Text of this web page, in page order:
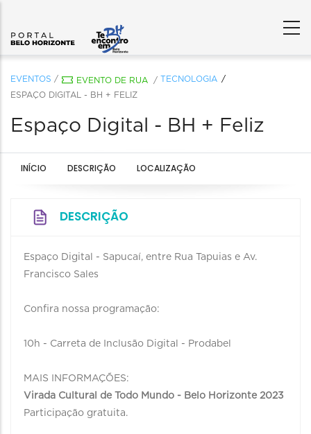
EVENTOS / EVENTO DE RUA / TECNOLOGIA
ESPAÇO DIGITAL - BH + FELIZ
Espaço Digital - BH + Feliz
INÍCIO DESCRIÇÃO LOCALIZAÇÃO
DESCRIÇÃO
Espaço Digital - Sapucaí, entre Rua Tapuias e Av.
Francisco Sales
Confira nossa programação:
10h - Carreta de Inclusão Digital - Prodabel
MAIS INFORMAÇÕES:
Virada Cultural de Todo Mundo - Belo Horizonte 2023
Participação gratuita.